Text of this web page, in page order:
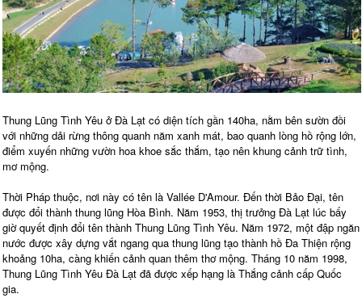
Thung Lũng Tình Yêu ở Đà Lạt có diện tích gần 140ha, nằm bên sườn đồi
với những dải rừng thông quanh năm xanh mát, bao quanh lòng hồ rộng lớn,
điểm xuyến những vườn hoa khoe sắc thắm, tạo nên khung cảnh trữ tình,
mơ mộng.
Thời Pháp thuộc, nơi này có tên là Vallée D'Amour. Đến thời Bảo Đại, tên
được đổi thành thung lũng Hòa Bình. Năm 1953, thị trưởng Đà Lạt lúc bấy
giờ quyết định đổi tên thành Thung Lũng Tình Yêu. Năm 1972, một đập ngăn
nước được xây dựng vắt ngang qua thung lũng tạo thành hồ Đa Thiện rộng
khoảng 10ha, càng khiến cảnh quan thêm thơ mộng. Tháng 10 năm 1998,
Thung Lũng Tình Yêu Đà Lạt đã được xếp hạng là Thắng cảnh cấp Quốc
gia.